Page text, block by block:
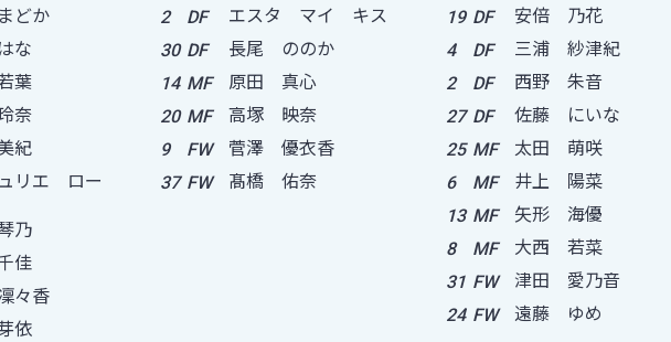
どか
な
葉
奈
紀
リエ ロー
乃
佳
々香
依
2 DF エスタ マイ キス
30 DF 長尾 ののか
14 MF 原田 真心
20 MF 高塚 映奈
9 FW 菅澤 優衣香
37 FW 髙橋 佑奈
19 DF 安倍 乃花
4 DF 三浦 紗津紀
2 DF 西野 朱音
27 DF 佐藤 にいな
25 MF 太田 萌咲
6 MF 井上 陽菜
13 MF 矢形 海優
8 MF 大西 若菜
31 FW 津田 愛乃音
24 FW 遠藤 ゆめ